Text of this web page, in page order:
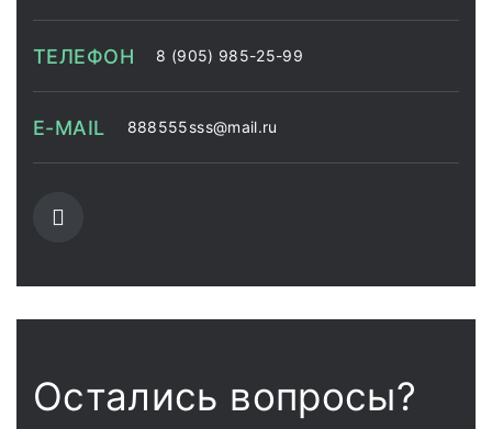
ТЕЛЕФОН 8 (905) 985-25-99
E-MAIL 888555sss@mail.ru
Остались вопросы?